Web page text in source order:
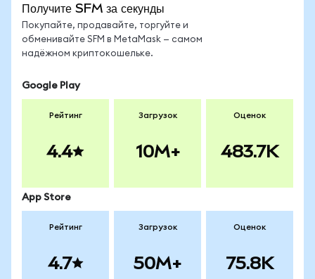
Получите SFM за секунды
Покупайте, продавайте, торгуйте и
обменивайте SFM в MetaMask — самом
надёжном криптокошельке.
Google Play
Рейтинг
4.4
Загрузок
10M+
Оценок
483.7K
App Store
Рейтинг
4.7
Загрузок
50M+
Оценок
75.8K